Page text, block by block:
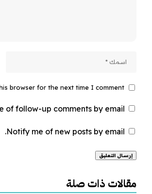
browser for the next time I comment.
of follow-up comments by email.
Notify me of new posts by email.
مقالات ذات صلة